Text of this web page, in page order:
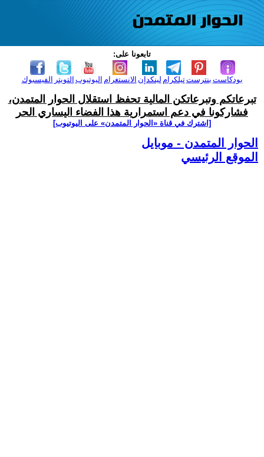
تابعونا على:
الفيسبوك التويتر اليوتيوب الانستغرام لينكدإن تيلكرامبنترست بودكاست
تبرعاتكم وتبرعاتكن المالية تحفظ استقلال الحوار المتمدن،
فشاركونا في دعم استمرارية هذا الفضاء اليساري الحر
[اشترك في قناة ‫«الحوار المتمدن» على اليوتيوب]
الحوار المتمدن - موبايل
الموقع الرئيسي